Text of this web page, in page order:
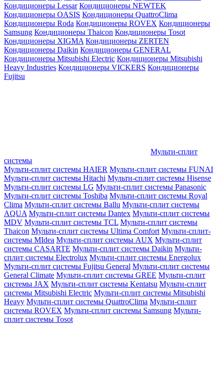
Кондиционеры Lessar Кондиционеры NEWTEK
Кондиционеры OASIS Кондиционеры QuattroClima
Кондиционеры Roda Кондиционеры ROVEX Кондиционеры
Samsung Кондиционеры Thaicon Кондиционеры Tosot
Кондиционеры XIGMA Кондиционеры ZERTEN
Кондиционеры Daikin Кондиционеры GENERAL
Кондиционеры Mitsubishi Electric Кондиционеры Mitsubishi
Heavy Industries Кондиционеры VICKERS Кондиционеры
Fujitsu
Мульти-сплит
системы
Мульти-сплит системы HAIER Мульти-сплит системы FUNAI
Мульти-сплит системы Hitachi Мульти-сплит системы Hisense
Мульти-сплит системы LG Мульти-сплит системы Panasonic
Мульти-сплит системы Toshiba Мульти-сплит системы Royal
Clima Мульти-сплит системы Ballu Мульти-сплит системы
AQUA Мульти-сплит системы Dantex Мульти-сплит системы
MDV Мульти-сплит системы TCL Мульти-сплит системы
Thaicon Мульти-сплит системы Ultima Comfort Мульти-сплит-
системы MIdea Мульти-сплит системы AUX Мульти-сплит
системы CASARTE Мульти-сплит системы Daikin Мульти-
сплит системы Electrolux Мульти-сплит системы Energolux
Мульти-сплит системы Fujitsu General Мульти-сплит системы
General Climate Мульти-сплит системы GREE Мульти-сплит
системы JAX Мульти-сплит системы Kentatsu Мульти-сплит
системы Mitsubishi Electric Мульти-сплит системы Mitsubishi
Heavy Мульти-сплит системы QuattroClima Мульти-сплит
системы ROVEX Мульти-сплит системы Samsung Мульти-
сплит системы Tosot